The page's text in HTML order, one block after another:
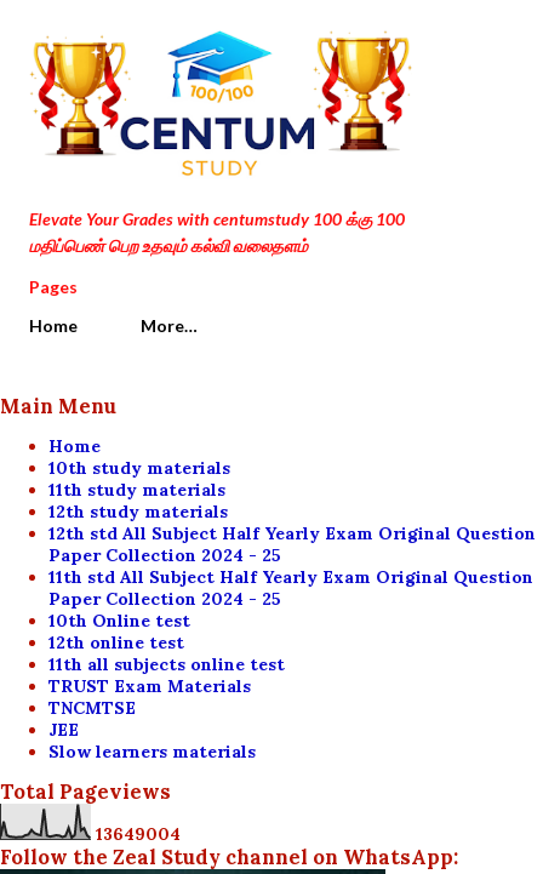
Skip to main content
Elevate Your Grades with centumstudy 100 க்கு 100
மதிப்பெண் பெற உதவும் கல்வி வலைதளம்
Pages
Home
More…
Main Menu
Home
10th study materials
11th study materials
12th study materials
12th std All Subject Half Yearly Exam Original Question
Paper Collection 2024 - 25
11th std All Subject Half Yearly Exam Original Question
Paper Collection 2024 - 25
10th Online test
12th online test
11th all subjects online test
TRUST Exam Materials
TNCMTSE
JEE
Slow learners materials
Total Pageviews
13649004
Follow the Zeal Study channel on WhatsApp: